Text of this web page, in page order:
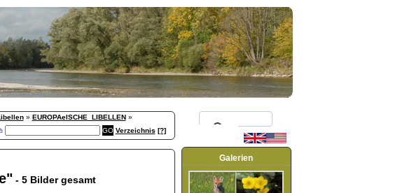
» EUROPAeISCHE_LIBELLEN»
Verzeichnis [?]
- 5 Bilder gesamt
Galerien